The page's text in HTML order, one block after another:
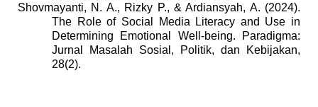
Shovmayanti, N. A., Rizky P., & Ardiansyah, A. (2024).
The Role of Social Media Literacy and Use in
Determining Emotional Well-being. Paradigma:
Jurnal Masalah Sosial, Politik, dan Kebijakan,
28(2).